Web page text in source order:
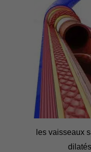
les vaisseaux